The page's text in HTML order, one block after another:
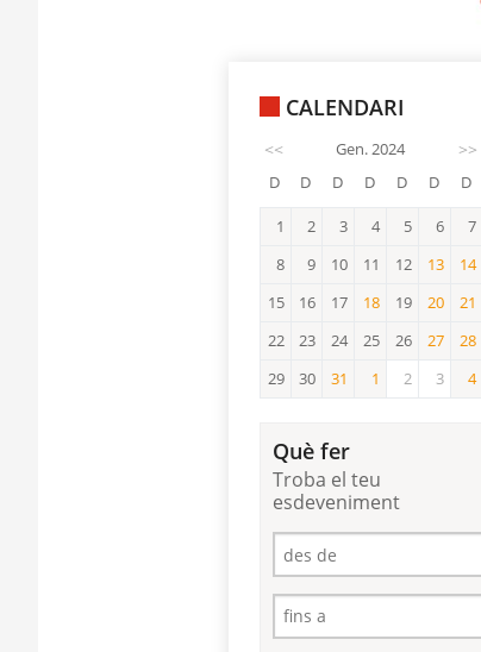
CALENDARI
<< Gen. 2024 >>
D D D D D D D
1 2 3 4 5 6
7
8
9 10 11 12 13
13
14
14
15 16 17 18
18
19 20
20
21
21
22 23 24 25 26 27 28
29 30 31 1 2 3 4
Què fer
Troba el teu
esdeveniment